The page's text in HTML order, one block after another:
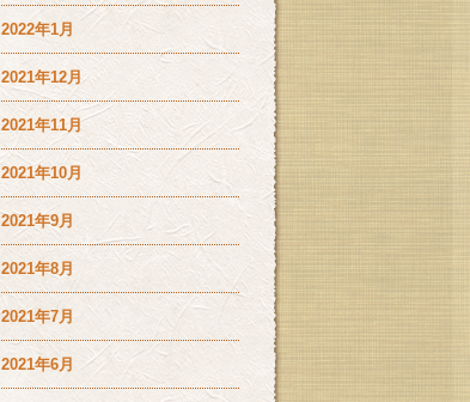
2022年1月
2021年12月
2021年11月
2021年10月
2021年9月
2021年8月
2021年7月
2021年6月